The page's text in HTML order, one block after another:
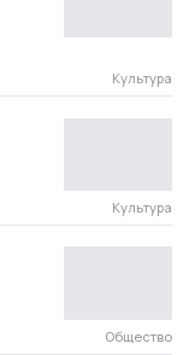
Культура
Культура
Общество